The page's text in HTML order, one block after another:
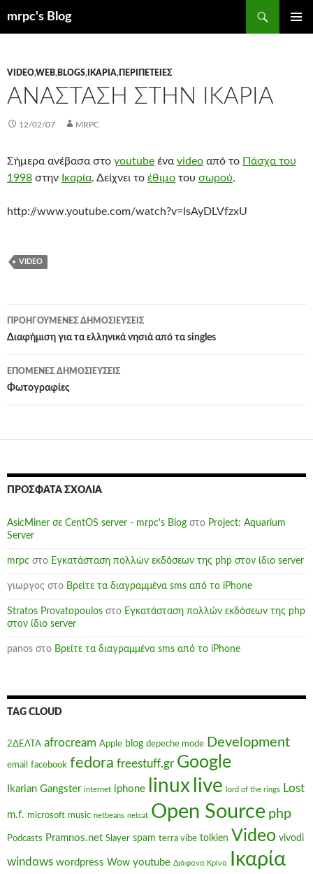
mrpc's Blog
VIDEO,WEB,ΒLOGS, ΙΚΑΡΊΑ, ΠΕΡΙΠΈΤΕΙΕΣ
ΑΝΆΣΤΑΣΗ ΣΤΗΝ ΙΚΑΡΊΑ
12/02/07 MRPC
Σήμερα ανέβασα στο youtube ένα video από το Πάσχα του
1998 στην Ικαρία. Δείχνει το έθιμο του σωρού.
http://www.youtube.com/watch?v=lsAyDLVfzxU
VIDEO
Πλοήγηση
άρθρων
ΠΡΟΗΓΟΎΜΕΝΕΣ ΔΗΜΟΣΙΕΎΣΕΙΣ
Διαφήμιση για τα ελληνικά νησιά από τα singles
ΕΠΌΜΕΝΕΣ ΔΗΜΟΣΙΕΎΣΕΙΣ
Φωτογραφίες
ΠΡΌΣΦΑΤΑ ΣΧΌΛΙΑ
AsicMiner σε CentOS server - mrpc's Blog στο Project: Aquarium
Server
mrpc στο Εγκατάσταση πολλών εκδόσεων της php στον ίδιο server
γιωργος στο Βρείτε τα διαγραμμένα sms από το iPhone
Stratos Provatopoulos στο Εγκατάσταση πολλών εκδόσεων της php
στον ίδιο server
panos στο Βρείτε τα διαγραμμένα sms από το iPhone
TAG CLOUD
2ΔΕΛΤΑ afrocream Apple blog depeche mode Development
email facebook fedora freestuff.gr Google
Ikarian Gangster internet iphone linux live lord of the rings Lost
m.f. microsoft music netbeans netcat Open Source php
Podcasts Pramnos.net Slayer spam terra vibe tolkien Video vivodi
windows wordpress Wow youtube Διάφανα Κρίνα Ικαρία